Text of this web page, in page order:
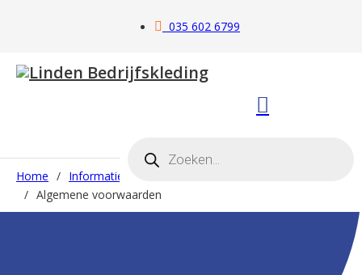
035 602 6799
Home / Informatie
/ Algemene voorwaarden